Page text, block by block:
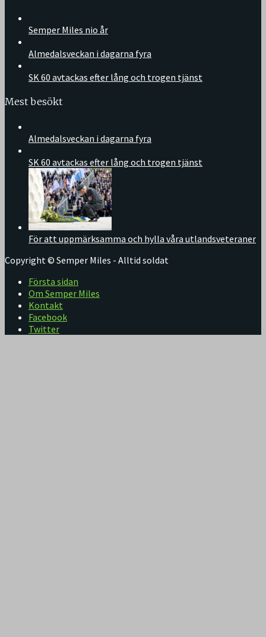
Semper Miles nio år
Almedalsveckan i dagarna fyra
SK 60 avtackas efter lång och trogen tjänst
Mest besökt
Almedalsveckan i dagarna fyra
SK 60 avtackas efter lång och trogen tjänst
För att uppmärksamma och hylla våra utlandsveteraner
Copyright © Semper Miles - Alltid soldat
Första sidan
Om Semper Miles
Kontakt
Facebook
Twitter